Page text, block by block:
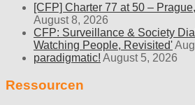
[CFP] Charter 77 at 50 –
August 8, 2026
CFP: Surveillance & Society
Watching People, Revisited'
paradigmatic! August 5, 2026
Ressourcen